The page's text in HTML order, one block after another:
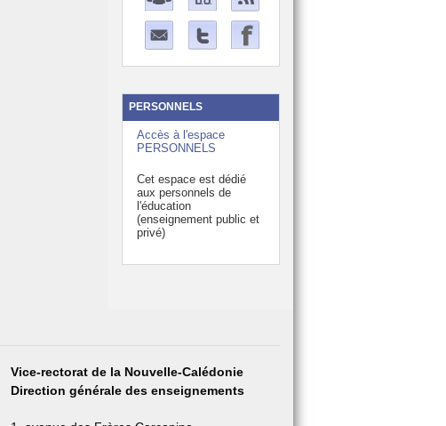
PERSONNELS
Accès à l'espace
PERSONNELS
Cet espace est dédié
aux personnels de
l'éducation
(enseignement public et
privé)
Vice-rectorat de la Nouvelle-Calédonie
Direction générale des enseignements